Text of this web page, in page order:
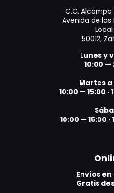
C.C. Alcampo
Avenida de las
Local
50012,
Lunes y
10:00 —
Martes
10:00 — 15:00 ·
10:00 — 15:00 ·
Envíos en
Gratis